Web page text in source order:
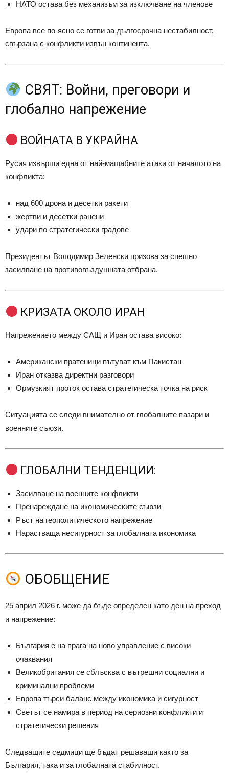
НАТО остава без механизъм за изключване на членове
Европа все по-ясно се готви за дългосрочна нестабилност,
свързана с конфликти извън континента.
СВЯТ: Войни, преговори и
глобално напрежение
ВОЙНАТА В УКРАЙНА
Русия извърши една от най-мащабните атаки от началото на
конфликта:
над 600 дрона и десетки ракети
жертви и десетки ранени
удари по стратегически градове
Президентът Володимир Зеленски призова за спешно
засилване на противовъздушната отбрана.
КРИЗАТА ОКОЛО ИРАН
Напрежението между САЩ и Иран остава високо:
Американски пратеници пътуват към Пакистан
Иран отказва директни разговори
Ормузкият проток остава стратегическа точка на риск
Ситуацията се следи внимателно от глобалните пазари и
военните съюзи.
ГЛОБАЛНИ ТЕНДЕНЦИИ:
Засилване на военните конфликти
Пренареждане на икономическите съюзи
Ръст на геополитическото напрежение
Нарастваща несигурност за глобалната икономика
ОБОБЩЕНИЕ
25 април 2026 г. може да бъде определен като ден на преход
и напрежение:
България е на прага на ново управление с високи
очаквания
Великобритания се сблъсква с вътрешни социални и
криминални проблеми
Европа търси баланс между икономика и сигурност
Светът се намира в период на сериозни конфликти и
стратегически решения
Следващите седмици ще бъдат решаващи както за
България, така и за глобалната стабилност.